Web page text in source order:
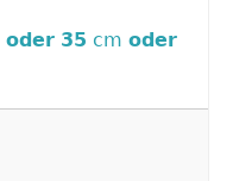
oder 35 cm oder